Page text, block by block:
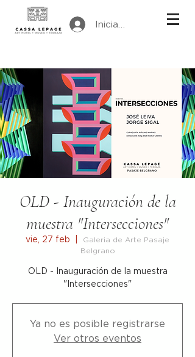
Iniciar sesión
OLD - Inauguración de la
muestra "Intersecciones"
vie, 27 feb
Galeria de Arte Pasaje
Belgrano
OLD - Inauguración de la muestra
"Intersecciones"
Ya no es posible registrarse
Ver otros eventos